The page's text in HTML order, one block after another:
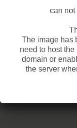
can not
The image has
need to host
domain or
the server
can not
The image has
need to host
domain or
the server